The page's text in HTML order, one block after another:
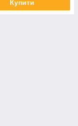
Купити